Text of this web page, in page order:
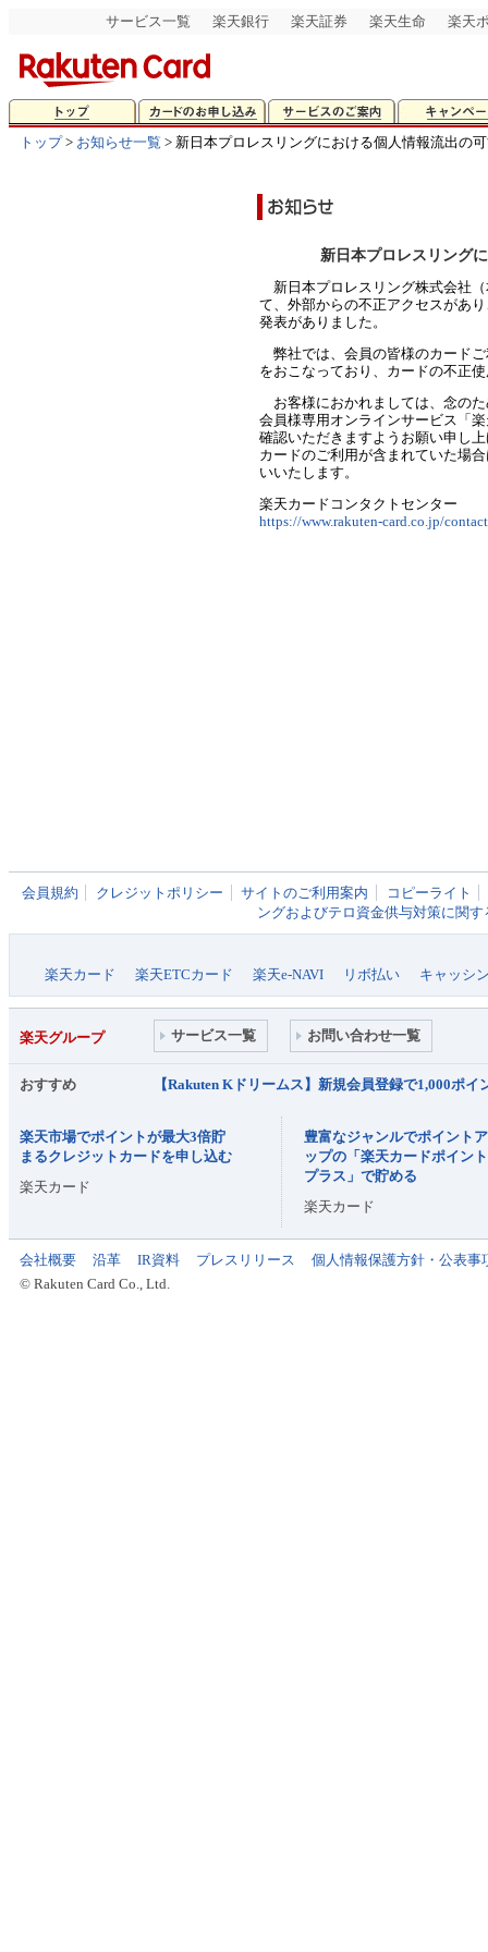
サービス一覧 楽天銀行 楽天証券 楽天生命 楽天
トップ> お知らせ一覧 > 新日本プロレスリングにおける個人情報流出の
新日本プロレスリング
新日本プロレスリング株式会社
て、外部からの不正アクセスがあ
発表がありました。
弊社では、会員の皆様のカード
をおこなっており、カードの不正
お客様におかれましては、念の
会員様専用オンラインサービス「
確認いただきますようお願い申し
カードのご利用が含まれていた場
いいたします。
楽天カードコンタクトセンター
https://www.rakuten-card.co.jp/
会員規約 クレジットポリシー サイトのご利用案内
コピーライト
ングおよびテロ資金供与対策に関
楽天カード
楽天ETCカード 楽天e-NAVI リボ払い キャッシ
楽天グループ サービス一覧 お問い合わせ一覧
おすすめ 【Rakuten Kドリームス】新規会員登録で1,000ポイ
楽天市場でポイントが最大3倍貯
まるクレジットカードを申し込む
楽天カード
豊富なジャンルでポイントア
ップの「楽天カードポイント
プラス」で貯める
楽天カード
会社概要 沿革 IR資料 プレスリリース
個人情報保護方針・公表事
© Rakuten Card Co., Ltd.